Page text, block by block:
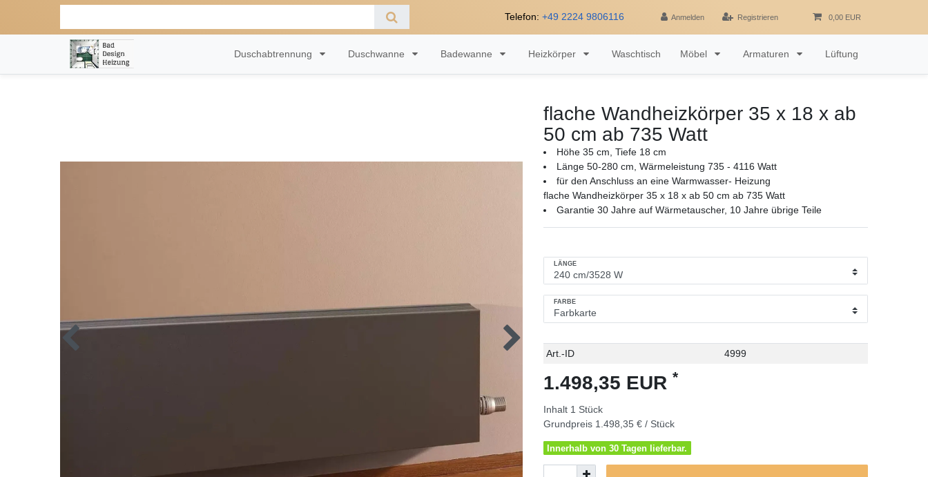
Telefon: +49 2224 9806116 Anmelden Registrieren 0,00 EUR
Duschabtrennung Duschwanne Badewanne Heizkörper Waschtisch Möbel Armaturen Lüftung
flache Wandheizkörper 35 x 18 x ab
50 cm ab 735 Watt
Höhe 35 cm, Tiefe 18 cm
Länge 50-280 cm, Wärmeleistung 735 - 4116 Watt
für den Anschluss an eine Warmwasser- Heizung
flache Wandheizkörper 35 x 18 x ab 50 cm ab 735 Watt
Garantie 30 Jahre auf Wärmetauscher, 10 Jahre übrige Teile
LÄNGE
FARBE
Technisches
Wert
Art.-ID 4999
1.498,35 EUR *
Inhalt 1 Stück
Grundpreis 1.498,35 € / Stück
Innerhalb von 30 Tagen lieferbar.